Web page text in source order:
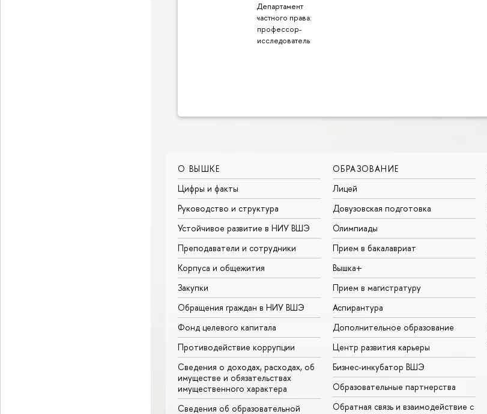
Департамент
частного права:
профессор-
исследователь
О ВЫШКЕ
Цифры и факты
Руководство и структура
Устойчивое развитие в НИУ ВШЭ
Преподаватели и сотрудники
Корпуса и общежития
Закупки
Обращения граждан в НИУ ВШЭ
Фонд целевого капитала
Противодействие коррупции
Сведения о доходах, расходах, об
имуществе и обязательствах
имущественного характера
Сведения об образовательной
ОБРАЗОВАНИЕ
Лицей
Довузовская подготовка
Олимпиады
Прием в бакалавриат
Вышка+
Прием в магистратуру
Аспирантура
Дополнительное образование
Центр развития карьеры
Бизнес-инкубатор ВШЭ
Образовательные партнерства
Обратная связь и взаимодействие с